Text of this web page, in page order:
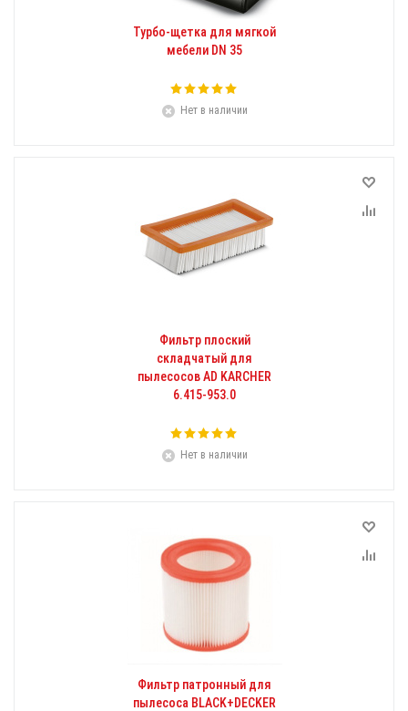
Турбо-щетка для мягкой
мебели DN 35
Нет в наличии
Фильтр плоский
складчатый для
пылесосов AD KARCHER
6.415-953.0
Нет в наличии
Фильтр патронный для
пылесоса BLACK+DECKER